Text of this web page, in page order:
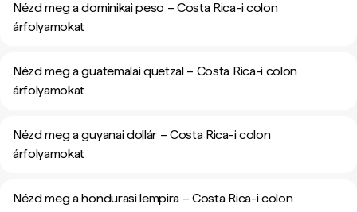
Nézd meg a dominikai peso – Costa Rica-i colon
árfolyamokat
Nézd meg a guatemalai quetzal – Costa Rica-i colon
árfolyamokat
Nézd meg a guyanai dollár – Costa Rica-i colon
árfolyamokat
Nézd meg a hondurasi lempira – Costa Rica-i colon